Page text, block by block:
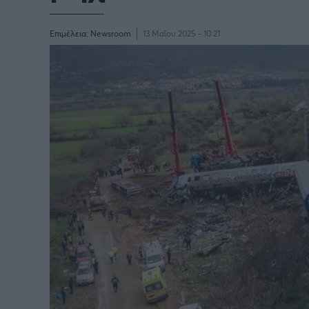
Επιμέλεια: Newsroom 13 Μαΐου 2025 - 10:21